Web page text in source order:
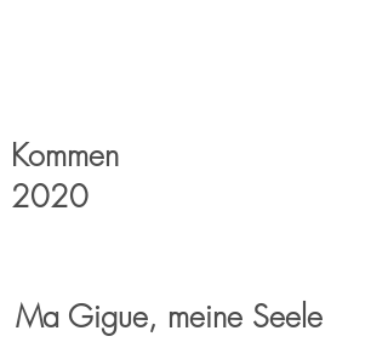
Kommen
2020
Ma Gigue, meine Seele